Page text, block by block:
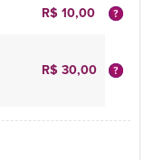
R$ 10,00
R$ 30,00